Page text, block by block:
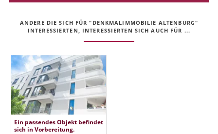
ANDERE DIE SICH FÜR "DENKMALIMMOBILIE ALTENBURG"
INTERESSIERTEN, INTERESSIERTEN SICH AUCH FÜR ...
Ein passendes Objekt befindet
sich in Vorbereitung.